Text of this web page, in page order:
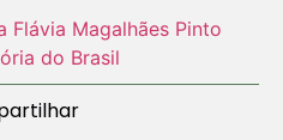
Flávia Magalhães Pinto
do Brasil